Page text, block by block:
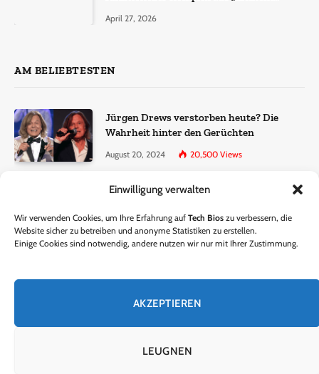
Einwilligung verwalten
Wir verwenden Cookies, um Ihre Erfahrung auf Tech Bios zu verbessern, die
Website sicher zu betreiben und anonyme Statistiken zu erstellen.
Einige Cookies sind notwendig, andere nutzen wir nur mit Ihrer Zustimmung.
AKZEPTIEREN
LEUGNEN
April 27, 2026
AM BELIEBTESTEN
Jürgen Drews verstorben heute? Die
Wahrheit hinter den Gerüchten
August 20, 2024 20,500 Views
Ralf Dammasch Traueranzeige:
June 26, 2024 13,285Views
hinter den Gerüchten
October 5, 2024 9,301